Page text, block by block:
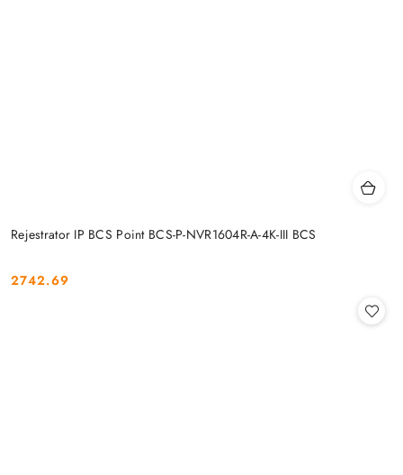
Rejestrator IP BCS Point BCS-P-NVR1604R-A-4K-III BCS
Cena:
2742.69